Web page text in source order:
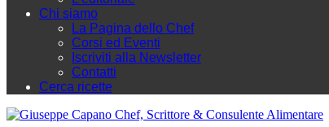
Chi siamo
La Pagina dello Chef
Corsi ed Eventi
Iscriviti alla Newsletter
Contatti
Cerca ricette